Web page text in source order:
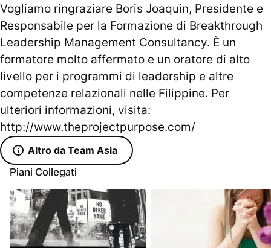
Vogliamo ringraziare Boris Joaquin, Presidente e
Responsabile per la Formazione di Breakthrough
Leadership Management Consultancy. È un
formatore molto affermato e un oratore di alto
livello per i programmi di leadership e altre
competenze relazionali nelle Filippine. Per
ulteriori informazioni, visita:
http://www.theprojectpurpose.com/
Altro da Team Asia
Piani Collegati